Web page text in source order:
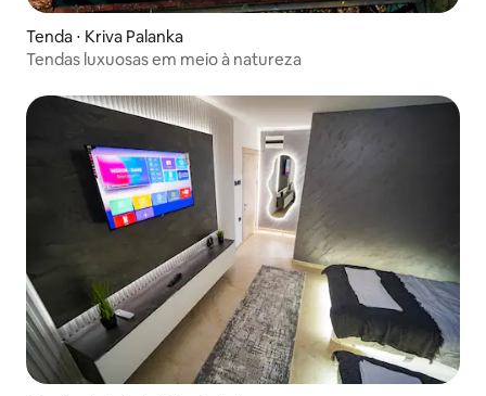
Tenda ⋅ Kriva Palanka
Tendas luxuosas em meio à natureza